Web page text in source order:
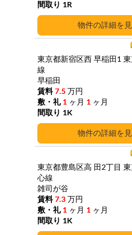
詳細
1R
詳細
東京都新宿区西 早稲田1
線
早稲田
7.5 万円
1 ヶ月 1 ヶ月
1K
東京都豊島区高 田2丁目
心線
雑司が谷
7.3 万円
1 ヶ月 1 ヶ月
1K